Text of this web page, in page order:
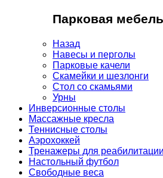
Парковая мебель
Назад
Навесы и перголы
Парковые качели
Скамейки и шезлонги
Стол со скамьями
Урны
Инверсионные столы
Массажные кресла
Теннисные столы
Аэрохоккей
Тренажеры для реабилитации
Настольный футбол
Свободные веса